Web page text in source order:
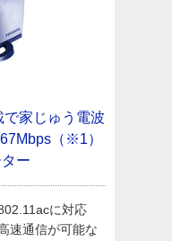
で家じゅう電波
（※1）
ー
に対応
速通信が可能な